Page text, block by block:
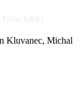
Kluvanec, Michal